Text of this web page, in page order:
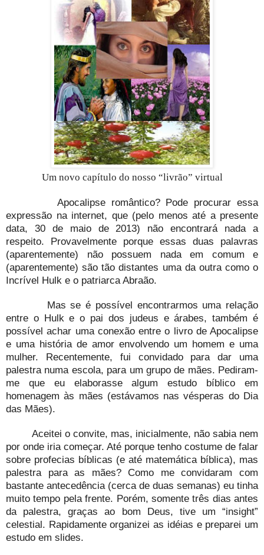
Um novo capítulo do nosso “livrão” virtual
Apocalipse romântico? Pode procurar essa
expressão na internet, que (pelo menos até a presente
data, 30 de maio de 2013) não encontrará nada a
respeito. Provavelmente porque essas duas palavras
(aparentemente) não possuem nada em comum e
(aparentemente) são tão distantes uma da outra como o
Incrível Hulk e o patriarca Abraão.
Mas se é possível encontrarmos uma relação
entre o Hulk e o pai dos judeus e árabes, também é
possível achar uma conexão entre o livro de Apocalipse
e uma história de amor envolvendo um homem e uma
mulher. Recentemente, fui convidado para dar uma
palestra numa escola, para um grupo de mães. Pediram-
me que eu elaborasse algum estudo bíblico em
homenagem às mães (estávamos nas vésperas do Dia
das Mães).
Aceitei o convite, mas, inicialmente, não sabia nem
por onde iria começar. Até porque tenho costume de falar
sobre profecias bíblicas (e até matemática bíblica), mas
palestra para as mães? Como me convidaram com
bastante antecedência (cerca de duas semanas) eu tinha
muito tempo pela frente. Porém, somente três dias antes
da palestra, graças ao bom Deus, tive um “insight”
celestial. Rapidamente organizei as idéias e preparei um
estudo em slides.